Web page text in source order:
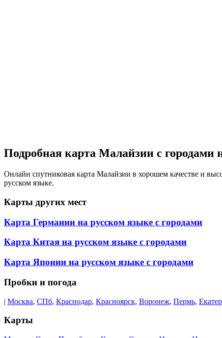
Подробная карта Малайзии с городами
Онлайн спутниковая карта Малайзии в хорошем качестве и
русском языке.
Карты других мест
Карта Германии на русском языке с городами
Карта Китая на русском языке с городами
Карта Японии на русском языке с городами
Пробки и погода
| Москва, СПб, Краснодар, Красноярск, Воронеж, Пермь,
Карты